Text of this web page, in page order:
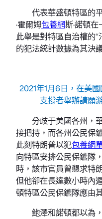
代表華盛頓特區的平
·霍爾姆包養網斯·諾頓
此舉是對特區自治權的
的犯法統計數據為其決
2021年1月6日，在美
支撐者舉辦請願
分歧于美國各州，華
接把持，而各州公民保
此刻特朗普以犯包養網
向特區安排公民保鑣隊
時，該市官員曾懇求特
但他卻在長達數小時內
頓特區公民保鑣隊應由
鮑澤和諾頓都以為，